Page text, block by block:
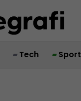
Tech Sport